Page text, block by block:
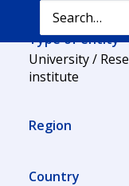
Type of entity
University /
institute
Region
Country